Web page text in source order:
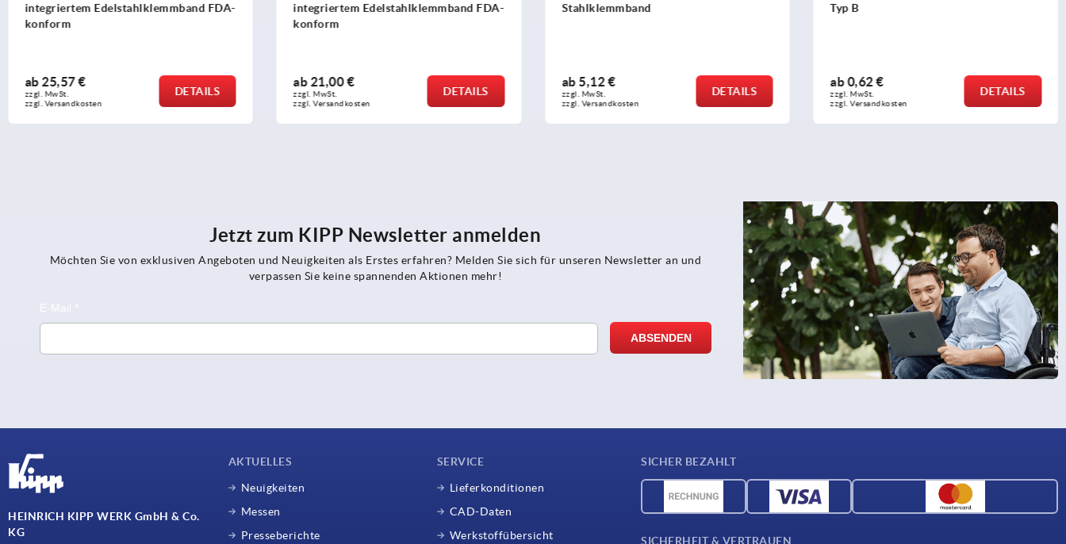
integriertem Edelstahlklemmband FDA-
konform
ab21,00 €
zzgl. MwSt.
zzgl. Versandkosten
DETAILS
Stahlklemmband
ab5,12 €
zzgl. MwSt.
zzgl. Versandkosten
DETAILS
Typ B
ab0,62 €
zzgl. MwSt.
zzgl. Versandkosten
DETAILS
ab0,69 €
zzgl. MwSt.
zzgl. Versandkosten
DETAILS
Jetzt zum KIPP Newsletter anmelden
Möchten Sie von exklusiven Angeboten und Neuigkeiten als Erstes erfahren? Melden Sie sich für unseren Newsletter an und
verpassen Sie keine spannenden Aktionen mehr!
HEINRICH KIPP WERK GmbH & Co.
KG
AKTUELLES
Neuigkeiten
Messen
Presseberichte
SERVICE
Lieferkonditionen
CAD-Daten
Werkstoffübersicht
SICHER BEZAHLT
SICHERHEIT & VERTRAUEN